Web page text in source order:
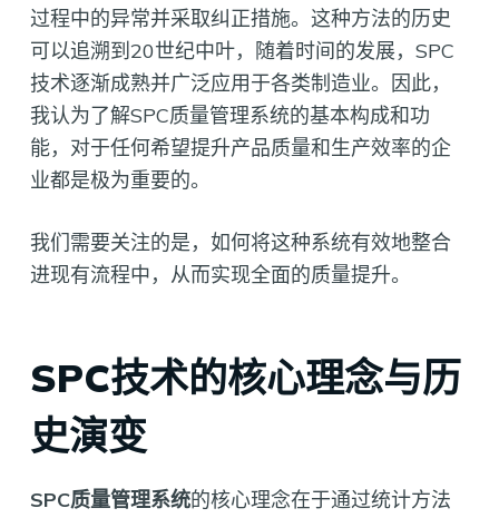
过程中的异常并采取纠正措施。这种方法的历史
可以追溯到20世纪中叶，随着时间的发展，SPC
技术逐渐成熟并广泛应用于各类制造业。因此，
我认为了解SPC质量管理系统的基本构成和功
能，对于任何希望提升产品质量和生产效率的企
业都是极为重要的。
我们需要关注的是，如何将这种系统有效地整合
进现有流程中，从而实现全面的质量提升。
SPC技术的核心理念与历
史演变
SPC质量管理系统的核心理念在于通过统计方法